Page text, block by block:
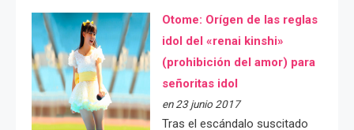
Otome: Orígen de las reglas
idol del «renai kinshi»
(prohibición del amor) para
señoritas idol
en 23 junio 2017
Tras el escándalo suscitado